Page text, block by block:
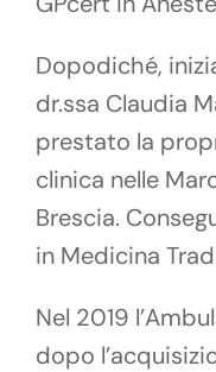
Dopodiché,
dr.ssa Claudia
prestato la
clinica nelle
Brescia.
in Medicina
Nel 2019
dopo